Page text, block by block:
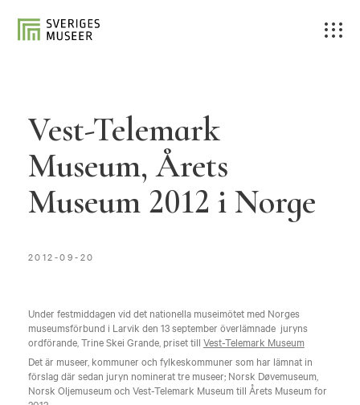
Vest-Telemark
Museum, Årets
Museum 2012 i Norge
2012-09-20
Under festmiddagen vid det nationella museimötet med Norges
museumsförbund i Larvik den 13 september överlämnade juryns
ordförande, Trine Skei Grande, priset till Vest-Telemark Museum
Det är museer, kommuner och fylkeskommuner som har lämnat in
förslag där sedan juryn nominerat tre museer; Norsk Døvemuseum,
Norsk Oljemuseum och Vest-Telemark Museum till Årets Museum for